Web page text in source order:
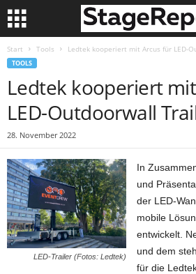
Start Tools Ledtek kooperiert mit Arcus für LED-
TOOLS
Ledtek kooperiert
LED-Outdoorwall
28. November 2022
LED-Trailer (Fotos: Ledtek)
In
und
der LED-
mobile
entwickelt.
und dem
für die